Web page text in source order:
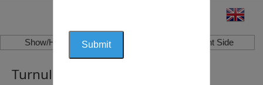
Show/Hide Left Side Show/Hide Right Side
Turnul “Meshchiyte”, Vrața